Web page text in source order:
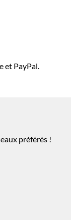
et PayPal.
préférés !